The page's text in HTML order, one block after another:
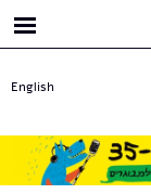
English